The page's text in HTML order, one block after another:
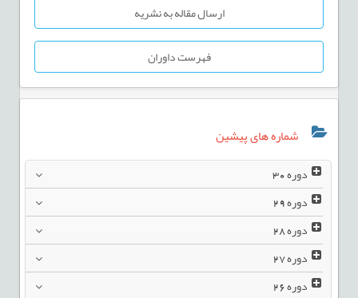
ارسال مقاله به نشریه
فهرست داوران
شماره های پیشین
دوره30
دوره29
دوره28
دوره27
دوره26